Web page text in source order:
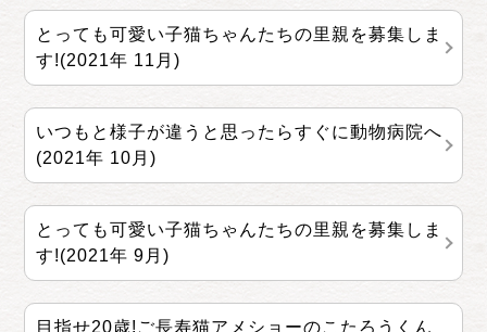
とっても可愛い子猫ちゃんたちの里親を募集しま
す!(2021年 11月)
いつもと様子が違うと思ったらすぐに動物病院へ
(2021年 10月)
とっても可愛い子猫ちゃんたちの里親を募集しま
す!(2021年 9月)
目指せ20歳!ご長寿猫アメショーのこたろうくん